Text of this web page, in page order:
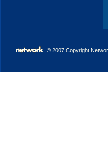
© 2007 Copyright